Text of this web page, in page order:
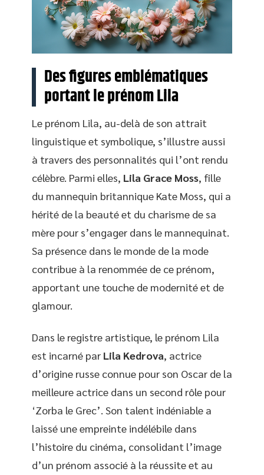
Des figures emblématiques
portant le prénom Lila
Le prénom Lila, au-delà de son attrait
linguistique et symbolique, s’illustre aussi
à travers des personnalités qui l’ont rendu
célèbre. Parmi elles, Lila Grace Moss, fille
du mannequin britannique Kate Moss, qui a
hérité de la beauté et du charisme de sa
mère pour s’engager dans le mannequinat.
Sa présence dans le monde de la mode
contribue à la renommée de ce prénom,
apportant une touche de modernité et de
glamour.
Dans le registre artistique, le prénom Lila
est incarné par Lila Kedrova, actrice
d’origine russe connue pour son Oscar de la
meilleure actrice dans un second rôle pour
‘Zorba le Grec’. Son talent indéniable a
laissé une empreinte indélébile dans
l’histoire du cinéma, consolidant l’image
d’un prénom associé à la réussite et au